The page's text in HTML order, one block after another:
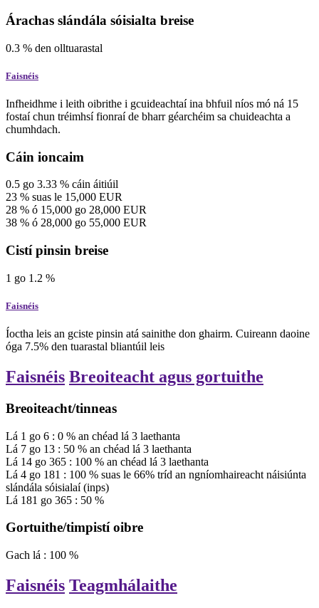
Árachas slándála sóisialta breise
0.3 % den olltuarastal
Faisnéis
Infheidhme i leith oibrithe i gcuideachtaí ina bhfuil níos mó ná 15
fostaí chun tréimhsí fionraí de bharr géarchéim sa chuideachta a
chumhdach.
Cáin ioncaim
0.5 go 3.33 % cáin áitiúil
23 % suas le 15,000 EUR
28 % ó 15,000 go 28,000 EUR
38 % ó 28,000 go 55,000 EUR
Cistí pinsin breise
1 go 1.2 %
Faisnéis
Íoctha leis an gciste pinsin atá sainithe don ghairm. Cuireann daoine
óga 7.5% den tuarastal bliantúil leis
Faisnéis Breoiteacht agus gortuithe
Breoiteacht/tinneas
Lá 1 go 6 : 0 % an chéad lá 3 laethanta
Lá 7 go 13 : 50 % an chéad lá 3 laethanta
Lá 14 go 365 : 100 % an chéad lá 3 laethanta
Lá 4 go 181 : 100 % suas le 66% tríd an ngníomhaireacht náisiúnta
slándála sóisialaí (inps)
Lá 181 go 365 : 50 %
Gortuithe/timpistí oibre
Gach lá : 100 %
Faisnéis Teagmhálaithe